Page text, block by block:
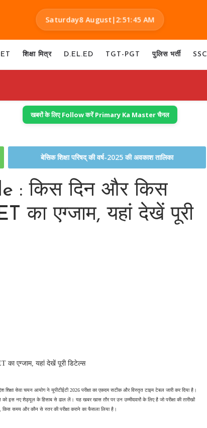
Saturday8 August|2:51:46 AM
शिक्षा मित्र D.EL.ED TGT-PGT पुलिस भर्ती SSC
खबरों के लिए Follow करें Primary Ka Master चैनल
बेसिक शिक्षा परिषद् की वर्ष-2025 की अवकाश तालिका
: किस दिन और किस
का एग्जाम, यहां देखें पूरी
का एग्जाम, यहां देखें पूरी डिटेल्स
सेवा चयन आयोग ने यूपीटीईटी 2026 परीक्षा का एकदम सटीक और विस्तृत टाइम टेबल जारी कर दिया है।
इस नए शेड्यूल के हिसाब से ढाल लें। यह खबर खास तौर पर उन उम्मीदवारों के लिए है जो परीक्षा की तारीखों
समय और कौन से स्तर की परीक्षा कराने का फैसला लिया है।